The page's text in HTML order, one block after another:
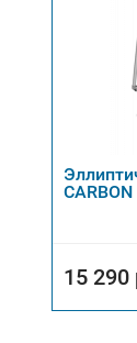
15 290